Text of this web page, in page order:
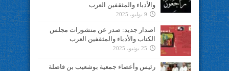
والأدباء والمثقفين العرب
9 يوليو، 2025
اصدار جديد: صدر عن منشورات مجلس
الكتاب والأدباء والمثقفين العرب
25 يونيو، 2025
رئيس وأعضاء جمعية بوشعيب بن فاضلة